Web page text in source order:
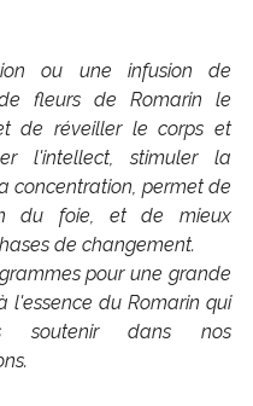
ou une infusion de
fleurs de Romarin le
de réveiller le corps et
l'intellect, stimuler la
concentration, permet de
du foie, et de mieux
de changement.
pour une grande
l'essence du Romarin qui
soutenir dans nos